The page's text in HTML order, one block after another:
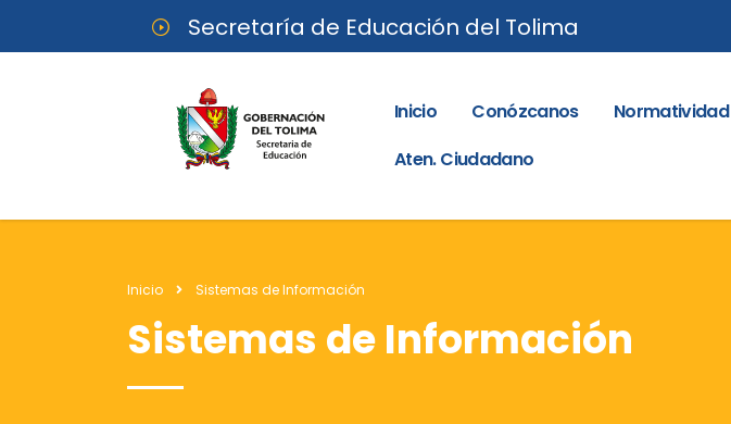
Secretaría de Educación del Tolima
Inicio Conózcanos Normatividad
Aten. Ciudadano
Inicio Sistemas de Información
Sistemas de Información